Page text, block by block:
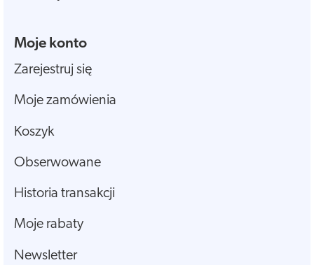
Moje konto
Zarejestruj się
Moje zamówienia
Koszyk
Obserwowane
Historia transakcji
Moje rabaty
Newsletter